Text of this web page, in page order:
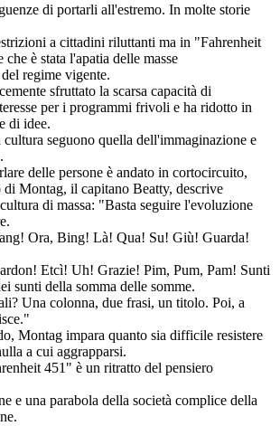
di portarli all'estremo. In molte storie
a cittadini riluttanti ma in "Fahrenheit
è stata l'apatia delle masse
regime vigente.
sfruttato la scarsa capacità di
per i programmi frivoli e ha ridotto in
di idee.
seguono quella dell'immaginazione e
delle persone è andato in cortocircuito,
di Montag, il capitano Beatty, descrive
di massa: "Basta seguire l'evoluzione
Ora, Bing! Là! Qua! Su! Giù! Guarda!
Etcì! Uh! Grazie! Pim, Pum, Pam! Sunti
sunti della somma delle somme.
Una colonna, due frasi, un titolo. Poi, a
Montag impara quanto sia difficile resistere
a cui aggrapparsi.
451" è un ritratto del pensiero
e una parabola della società complice della